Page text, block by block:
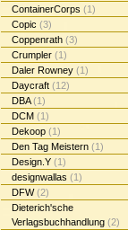
ContainerCorps (1)
Copic (3)
Coppenrath (3)
Crumpler (1)
Daler Rowney (1)
Daycraft (12)
DBA(1)
DCM (1)
Dekoop (1)
Den Tag Meistern (1)
Design.Y (1)
designwallas (1)
DFW(2)
Dieterich'sche
Verlagsbuchhandlung (2)